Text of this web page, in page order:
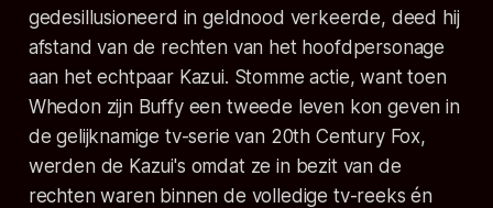
gedesillusioneerd in geldnood verkeerde, deed hij
afstand van de rechten van het hoofdpersonage
aan het echtpaar Kazui. Stomme actie, want toen
Whedon zijn Buffy een tweede leven kon geven in
de gelijknamige tv-serie van 20th Century Fox,
werden de Kazui's omdat ze in bezit van de
rechten waren binnen de volledige tv-reeks én